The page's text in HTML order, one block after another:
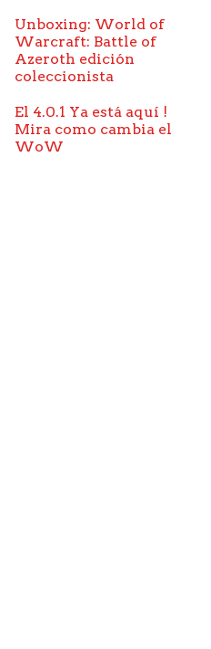
Unboxing: World of
Warcraft: Battle of
Azeroth edición
coleccionista
El 4.0.1 Ya está aquí !
Mira como cambia el
WoW